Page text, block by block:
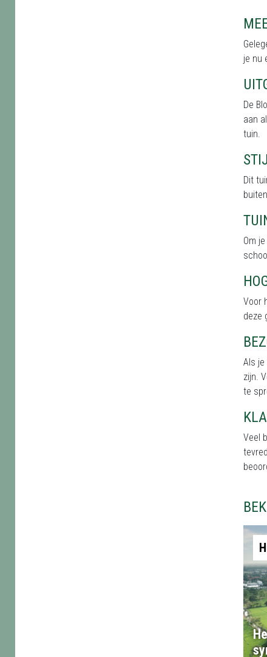
je nu
De
aan
tuin.
Dit
Om
Voor
deze
Als
zijn.
te
Veel